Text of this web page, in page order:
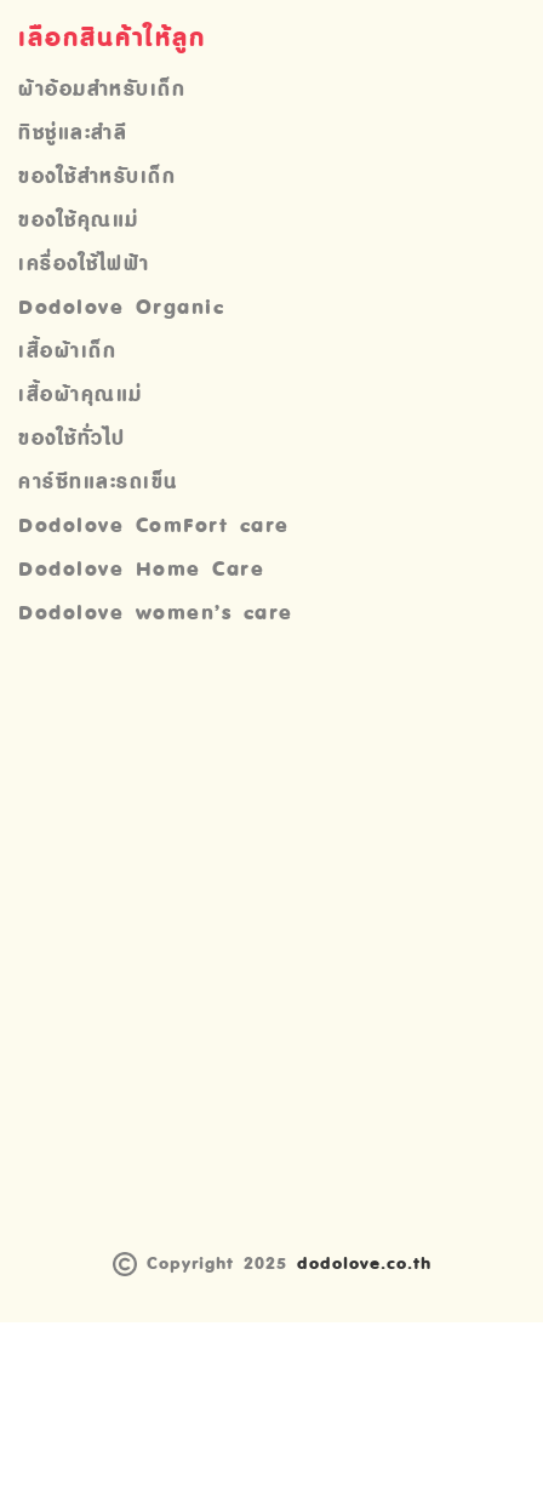
เลือกสินค้าให้ลูก
ผ้าอ้อมสำหรับเด็ก
ทิชชู่และสำลี
ของใช้สำหรับเด็ก
ของใช้คุณแม่
เครื่องใช้ไฟฟ้า
Dodolove Organic
เสื้อผ้าเด็ก
เสื้อผ้าคุณแม่
ของใช้ทั่วไป
คาร์ซีทและรถเข็น
Dodolove ComFort care
Dodolove Home Care
Dodolove women’s care
Copyright 2025 dodolove.co.th